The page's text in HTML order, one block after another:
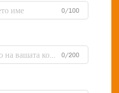
0/100
0/200